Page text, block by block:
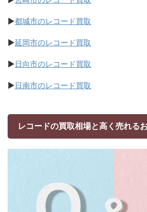
▶都城市のレコード買取
▶延岡市のレコード買取
▶日向市のレコード買取
▶日南市のレコード買取
レコードの買取相場と高く売れる